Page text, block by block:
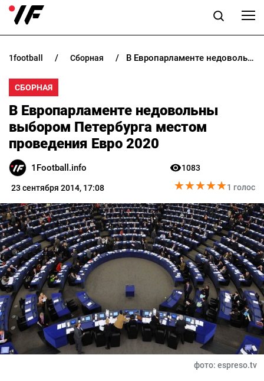
НОВОСТИ
ПРОГНОЗЫ
БУКМЕКЕРЫ
РАЗНОЕ
1football сборная В Европарламенте недовольны выбором Петербурга местом проведения Евро 2020
СБОРНАЯ
В Европарламенте недовольны
выбором Петербурга местом
проведения Евро 2020
1Football.info
23 сентября 2014, 17:08
1083
★★★★★
★★★★★1 голос
фото: espreso.tv